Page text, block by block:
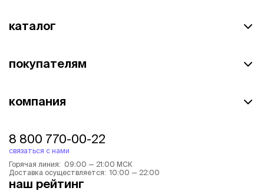
каталог
покупателям
компания
8 800 770-00-22
связаться с нами
Горячая линия: 09:00 — 21:00 МСК
Доставка осуществляется: 10:00 — 22:00
наш рейтинг